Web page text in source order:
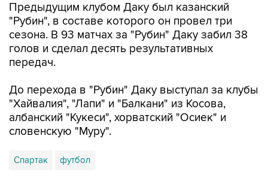
Предыдущим клубом Даку был казанский
"Рубин", в составе которого он провел три
сезона. В 93 матчах за "Рубин" Даку забил 38
голов и сделал десять результативных
передач.
До перехода в "Рубин" Даку выступал за клубы
"Хайвалия", "Лапи" и "Балкани" из Косова,
албанский "Кукеси", хорватский "Осиек" и
словенскую "Муру".
Спартак футбол